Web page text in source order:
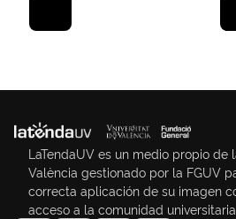
LaTendaUV es un medio propio de
València gestionado por la FGUV
correcta aplicación de su imagen
acceso a la comunidad universitaria